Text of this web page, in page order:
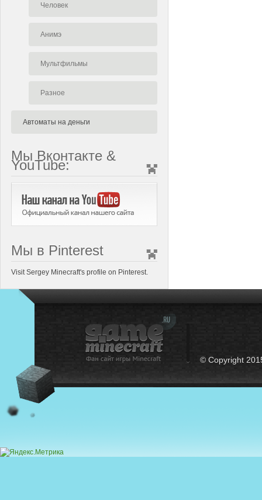
Человек
Анимэ
Мультфильмы
Разное
Автоматы на деньги
Мы Вконтакте &
YouTube:
Мы в Pinterest
Visit Sergey Minecraft's profile on Pinterest.
© Copyright